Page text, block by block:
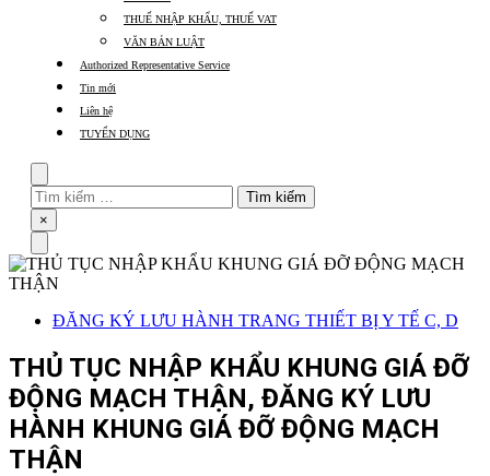
Kinh
nghiệm
khẩu
TBYT
THUẾ NHẬP KHẨU, THUẾ VAT
VĂN BẢN LUẬT
Authorized Representative Service
Tin mới
Liên hệ
TUYỂN DỤNG
Tìm
kiếm
cho:
Close
×
ĐĂNG KÝ LƯU HÀNH TRANG THIẾT BỊ Y TẾ C, D
THỦ TỤC NHẬP KHẨU KHUNG GIÁ ĐỠ
ĐỘNG MẠCH THẬN, ĐĂNG KÝ LƯU
HÀNH KHUNG GIÁ ĐỠ ĐỘNG MẠCH
THẬN